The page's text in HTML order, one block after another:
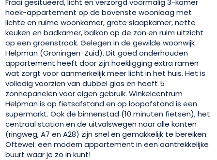
Fraai gesitueerd, licht en verzorgd voormalig 3-kamer
hoek-appartement op de bovenste woonlaag met
lichte en ruime woonkamer, grote slaapkamer, nette
keuken en badkamer, balkon op de zon en ruim uitzicht
op een groenstrook. Gelegen in de gewilde woonwijk
Helpman (Groningen-Zuid). Dit goed onderhouden
appartement heeft door zijn hoekligging extra ramen
wat zorgt voor aanmerkelijk meer licht in het huis. Het is
volledig voorzien van dubbel glas en heeft 5
zonnepanelen voor eigen gebruik. Winkelcentrum
Helpman is op fietsafstand en op loopafstand is een
supermarkt. Ook de binnenstad (10 minuten fietsen), het
centraal station en de uitvalswegen naar alle kanten
(ringweg, A7 en A28) zijn snel en gemakkelijk te bereiken.
Oftewel: een modern appartement in een aantrekkelijke
buurt waar je zo in kunt!